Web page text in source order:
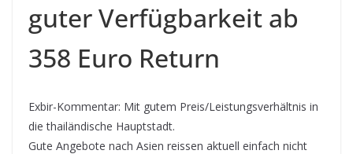
guter Verfügbarkeit ab
358 Euro Return
Exbir-Kommentar: Mit gutem Preis/Leistungsverhältnis in
die thailändische Hauptstadt.
Gute Angebote nach Asien reissen aktuell einfach nicht